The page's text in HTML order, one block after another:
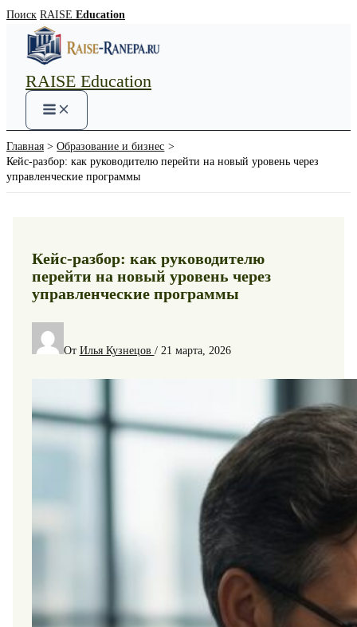
Перейти
содержимому
Поиск RAISE Education
RAISE Education
Main
Menu
Главная
Образование и бизнес
Кейс-разбор: как руководителю перейти на новый уровень через
управленческие программы
Кейс-разбор: как руководителю
перейти на новый уровень через
управленческие программы
От Илья Кузнецов / 21 марта, 2026